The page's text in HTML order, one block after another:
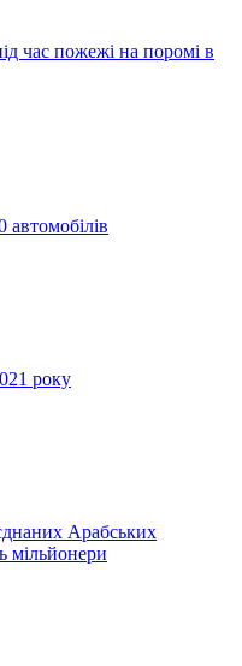
час пожежі на поромі в
року
Арабських
мільйонери